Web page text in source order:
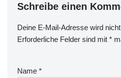
Schreibe einen
Deine E-Mail-Adresse wird
Erforderliche Felder sind mit *
Name *